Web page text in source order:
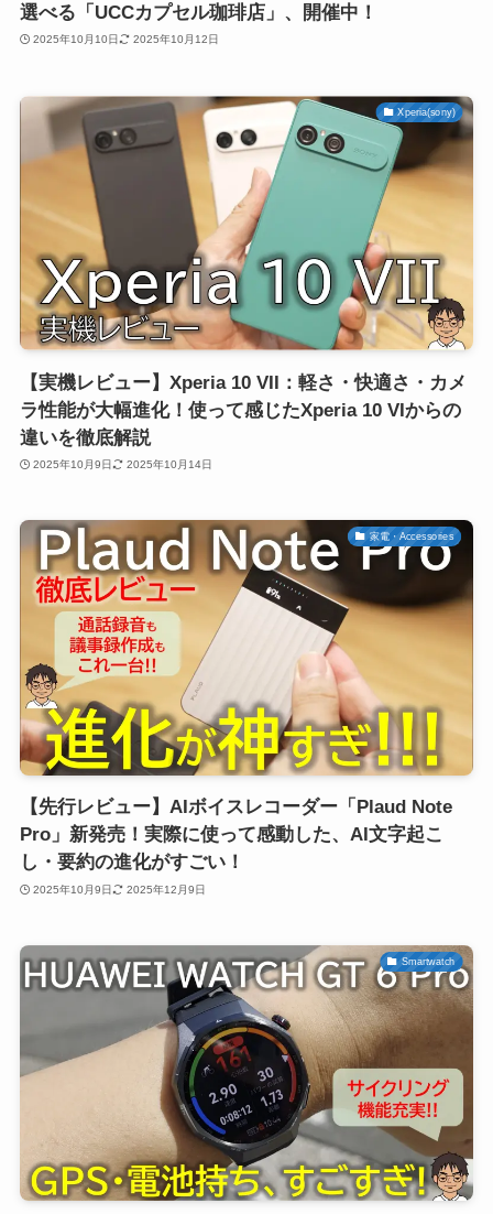
選べる「UCCカプセル珈琲店」、開催中！
2025年10月10日 2025年10月12日
Xperia(sony)
【実機レビュー】Xperia 10 VII：軽さ・快適さ・カメ
ラ性能が大幅進化！使って感じたXperia 10 VIからの
違いを徹底解説
2025年10月9日 2025年10月14日
家電・Accessories
【先行レビュー】AIボイスレコーダー「Plaud Note
Pro」新発売！実際に使って感動した、AI文字起こ
し・要約の進化がすごい！
2025年10月9日 2025年12月9日
Smartwatch